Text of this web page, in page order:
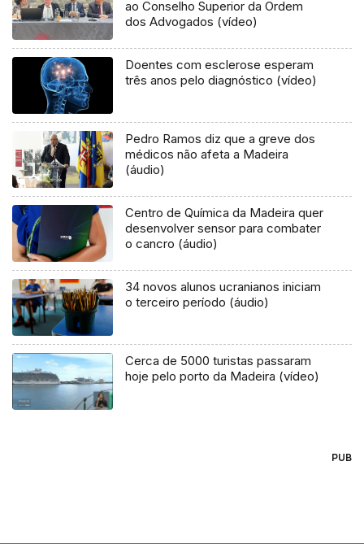
ao Conselho Superior da Ordem
dos Advogados (vídeo)
Doentes com esclerose esperam
três anos pelo diagnóstico (vídeo)
Pedro Ramos diz que a greve dos
médicos não afeta a Madeira
(áudio)
Centro de Química da Madeira quer
desenvolver sensor para combater
o cancro (áudio)
34 novos alunos ucranianos iniciam
o terceiro período (áudio)
Cerca de 5000 turistas passaram
hoje pelo porto da Madeira (vídeo)
PUB